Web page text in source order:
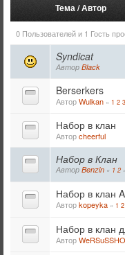
Тема/Автор
0 Пользователей и 1 Гость
Syndicat
Автор Black
Berserkers
АвторWulkan « 1 2 3
Набор в клан
Авторcheerful
Набор в Клан
Автор Benzin « 1 2»
Набор в клан
Авторkopeyka « 1 2
Набор в клан
Автор